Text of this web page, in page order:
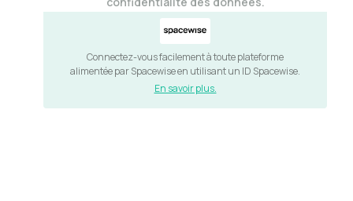
Connectez-vous facilement à toute plateforme
alimentée par Spacewise en utilisant un ID Spacewise.
En savoir plus.